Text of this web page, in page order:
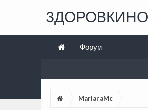
MarianaMc
ЗДОРОВКИНО
Форум